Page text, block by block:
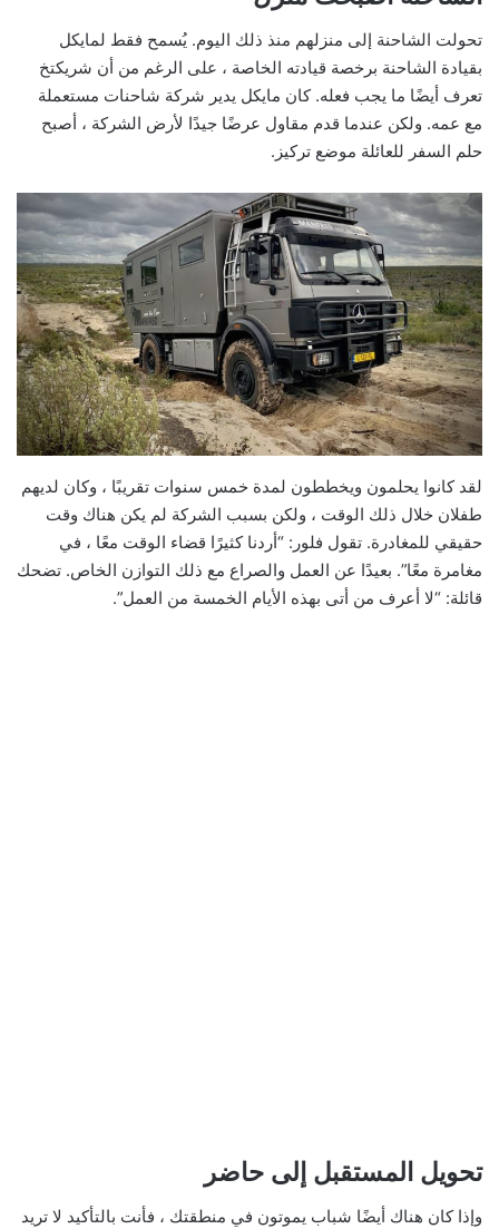
تحولت الشاحنة إلى منزلهم منذ ذلك اليوم. يُسمح فقط لمايكل
بقيادة الشاحنة برخصة قيادته الخاصة ، على الرغم من أن شريكتخ
تعرف أيضًا ما يجب فعله. كان مايكل يدير شركة شاحنات مستعملة
مع عمه. ولكن عندما قدم مقاول عرضًا جيدًا لأرض الشركة ، أصبح
حلم السفر للعائلة موضع تركيز.
لقد كانوا يحلمون ويخططون لمدة خمس سنوات تقريبًا ، وكان لديهم
طفلان خلال ذلك الوقت ، ولكن بسبب الشركة لم يكن هناك وقت
حقيقي للمغادرة. تقول فلور: “أردنا كثيرًا قضاء الوقت معًا ، في
مغامرة معًا”. بعيدًا عن العمل والصراع مع ذلك التوازن الخاص. تضحك
قائلة: “لا أعرف من أتى بهذه الأيام الخمسة من العمل”.
تحويل المستقبل إلى حاضر
وإذا كان هناك أيضًا شباب يموتون في منطقتك ، فأنت بالتأكيد لا تريد